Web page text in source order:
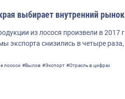
выбирает внутренний рынок
из лосося произвели в 2017
экспорта снизились в четыре
лососи #Вылов #Экспорт #Отрасль в цифрах